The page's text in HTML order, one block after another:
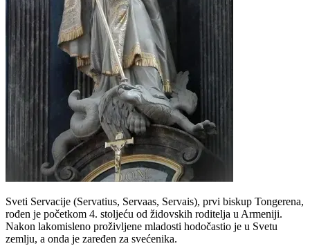
Sveti Servacije (Servatius, Servaas, Servais), prvi biskup Tongerena,
rođen je početkom 4. stoljeću od židovskih roditelja u Armeniji.
Nakon lakomisleno proživljene mladosti hodočastio je u Svetu
zemlju, a onda je zaređen za svećenika.